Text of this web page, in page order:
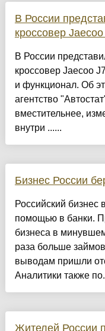
В России
кроссовер
В России
кроссовер Jaecoo
и функционал. Об
агентство
вместительнее,
внутри ......
Бизнес России
Российский
помощью в банки.
бизнеса в
раза больше
выводам пришли
Аналитики также
Жителей России